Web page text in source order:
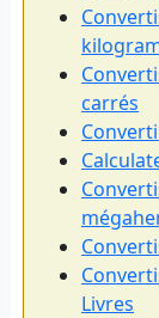
carrés
Livres